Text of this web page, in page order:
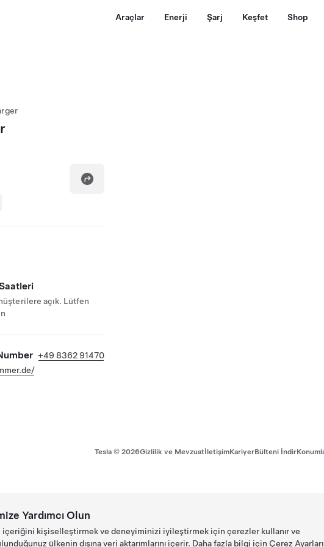
Araçlar Enerji Şarj Keşfet Shop
açık. Lütfen
+49 8362 91470
Tesla © 2026Gizlilik ve MevzuatİletişimKariyerBülteni İndir
Yardımcı Olun
içeriğini kişiselleştirmek ve deneyiminizi iyileştirmek için çerezler kullanır ve
ülkenin dışına veri aktarımlarını içerir. Daha fazla bilgi için Çerez